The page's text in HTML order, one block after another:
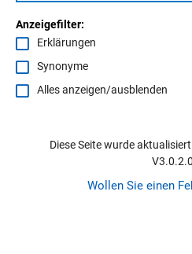
Anzeigefilter:
Erklärungen
Synonyme
Alles anzeigen/ausblenden
Diese Seite wurde
V3.0.2.0
Wollen Sie einen